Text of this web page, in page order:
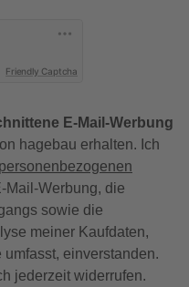
Friendly Captcha
E-Mail-Werbung
hagebau erhalten. Ich
Mail-Werbung, die
sowie die
meiner Kaufdaten,
einverstanden.
jederzeit widerrufen.